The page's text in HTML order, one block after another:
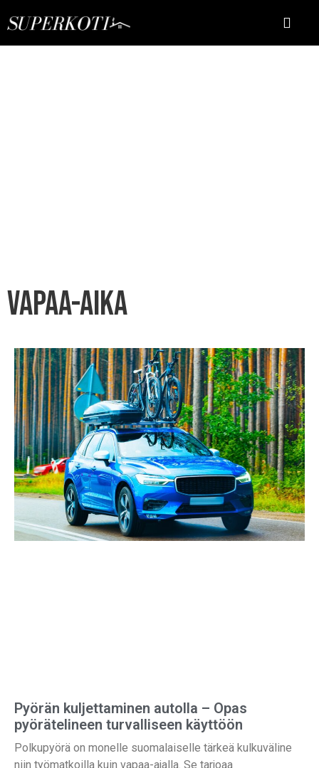
Vapaa-aika
Pyörän kuljettaminen autolla – Opas
pyörätelineen turvalliseen käyttöön
Polkupyörä on monelle suomalaiselle tärkeä kulkuväline
niin työmatkoilla kuin vapaa-ajalla. Se tarjoaa